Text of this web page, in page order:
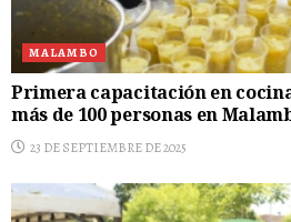
MALAMBO
Primera capacitación en
más de 100 personas en
23 DE SEPTIEMBRE DE 2025